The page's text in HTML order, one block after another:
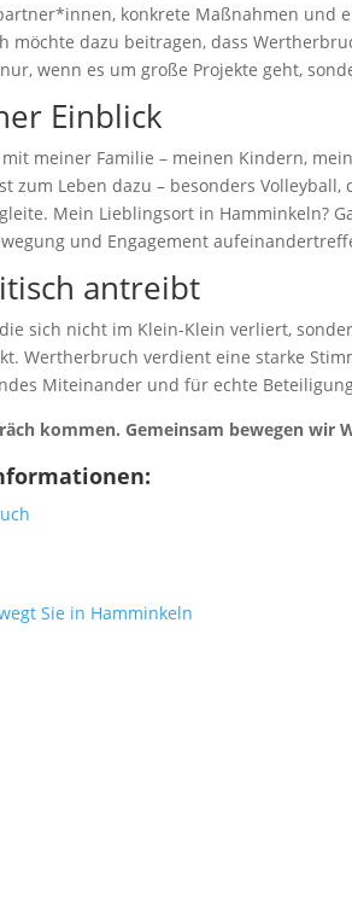
konkrete Maßnahmen und
möchte dazu beitragen, dass
wenn es um große Projekte geht,
Einblick
meiner Familie – meinen Kindern,
zum Leben dazu – besonders
Mein Lieblingsort in Hamminkeln?
und Engagement
antreibt
sich nicht im Klein-Klein verliert,
Wertherbruch verdient eine starke
Miteinander und für echte
kommen. Gemeinsam bewegen wir